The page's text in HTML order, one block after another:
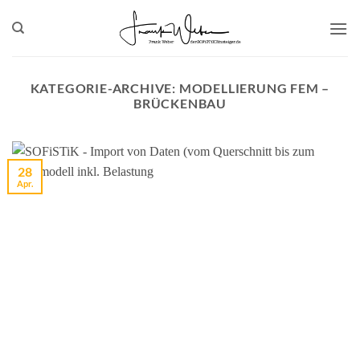
Inhalt
KATEGORIE-ARCHIVE: MODELLIERUNG FEM –
BRÜCKENBAU
28
Apr.